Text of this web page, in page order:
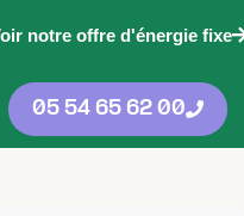
notre offre d'énergie fixe
05 54 65 62 00